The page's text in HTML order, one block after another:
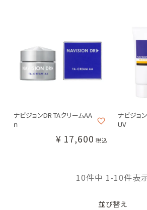
5001プロ 日本ケミファ
ックケアエーゼット
PROFA
ナビジョンDR TAクリームAA
ｎ
¥ 17,600 税込
ナビジョ
UV
並び替え
10件中 1-10件表